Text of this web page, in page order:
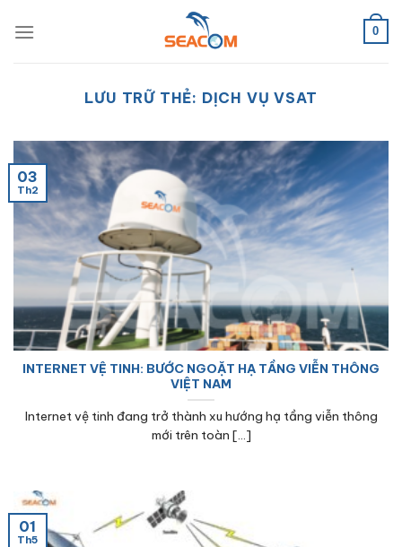
qua
0
LƯU TRỮ THẺ: DỊCH VỤ VSAT
INTERNET VỆ TINH: BƯỚC NGOẶT HẠ TẦNG VIỄN THÔNG
VIỆT NAM
Internet vệ tinh đang trở thành xu hướng hạ tầng viễn thông
mới trên toàn [...]
03
Th2
01
Th5